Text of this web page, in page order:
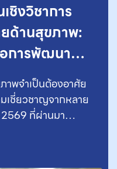
ชิงวิชาการ
ยด้านสุขภาพ:
อการพัฒนา
เทศไทย
าพจำเป็นต้องอาศัย
เชี่ยวชาญจากหลาย
ที่ผ่านมา
จากฝ่ายวิจัย